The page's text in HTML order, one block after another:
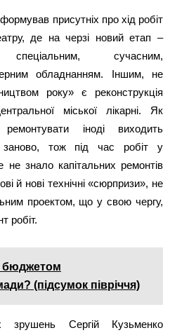
присутніх про хід робіт
де на черзі новий етап –
сучасним,
обладнанням. Іншим, не
року» є реконструкція
міської лікарні. Як
іноді виходить
заново, тож під час робіт у
не знало капітальних ремонтів
й нові технічні «сюрпризи», не
проектом, що у свою чергу,
робіт.
бюджетом
(підсумок півріччя)
зрушень Сергій Кузьменко